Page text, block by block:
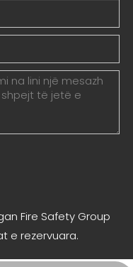
Fire Safety Group
e rezervuara.